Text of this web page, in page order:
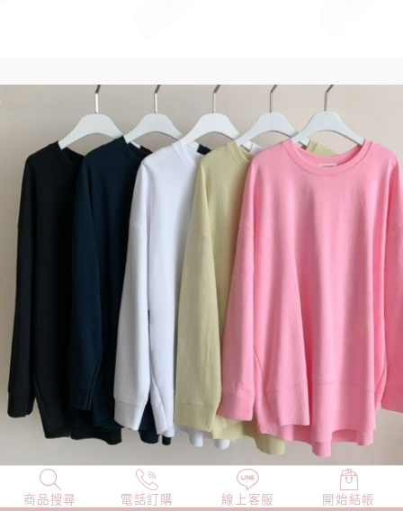
商品搜尋 電話訂購 線上客服 開始結帳
NEW 店長精選 TOP100 小編穿搭